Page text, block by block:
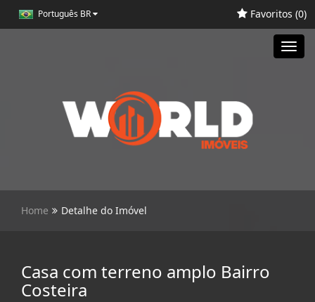
Português BR Favoritos (0)
Home Detalhe do Imóvel
Casa com terreno amplo Bairro
Costeira